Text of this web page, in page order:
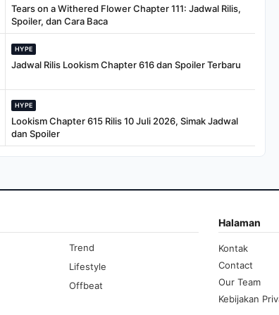
Tears on a Withered Flower Chapter 111: Jadwal Rilis,
Spoiler, dan Cara Baca
HYPE
Jadwal Rilis Lookism Chapter 616 dan Spoiler Terbaru
HYPE
Lookism Chapter 615 Rilis 10 Juli 2026, Simak Jadwal
dan Spoiler
Trend
Lifestyle
Offbeat
Halaman
Kontak
Contact
Our Team
Kebijakan